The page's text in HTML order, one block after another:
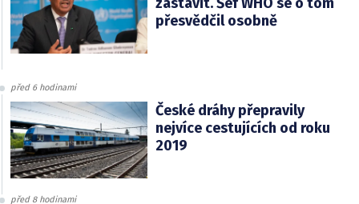
přesvědčil osobně
před 6 hodinami
České dráhy přepravily
nejvíce cestujících od roku
2019
před 8 hodinami